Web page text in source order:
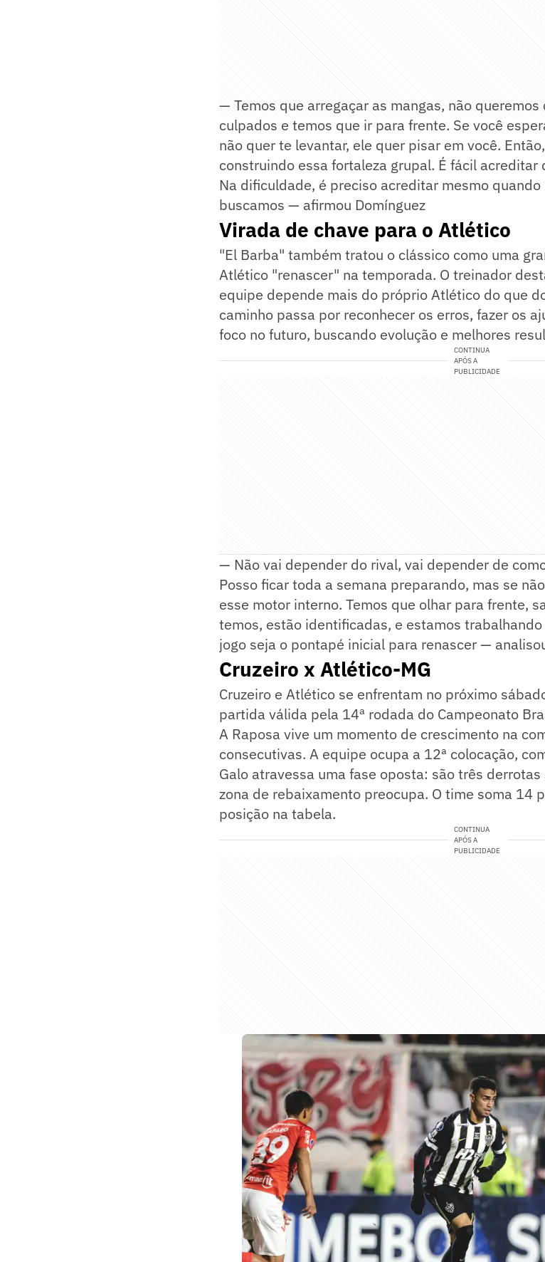
— Temos que arregaçar as mangas, não
culpados e temos que ir para frente. Se você
não quer te levantar, ele quer pisar em você.
construindo essa fortaleza grupal. É fácil acreditar
Na dificuldade, é preciso acreditar mesmo quando
buscamos — afirmou Domínguez
Virada de chave para o Atlético
"El Barba" também tratou o clássico como uma
Atlético "renascer" na temporada. O treinador
equipe depende mais do próprio Atlético do que
caminho passa por reconhecer os erros, fazer os
foco no futuro, buscando evolução e melhores
CONTINUA
APÓS A
PUBLICIDADE
— Não vai depender do rival, vai depender de
Posso ficar toda a semana preparando, mas se
esse motor interno. Temos que olhar para frente,
temos, estão identificadas, e estamos
jogo seja o pontapé inicial para renascer —
Cruzeiro x Atlético-MG
Cruzeiro e Atlético se enfrentam no próximo
partida válida pela 14ª rodada do Campeonato
A Raposa vive um momento de crescimento na
consecutivas. A equipe ocupa a 12ª colocação,
Galo atravessa uma fase oposta: são três
zona de rebaixamento preocupa. O time soma 14
posição na tabela.
CONTINUA
APÓS A
PUBLICIDADE